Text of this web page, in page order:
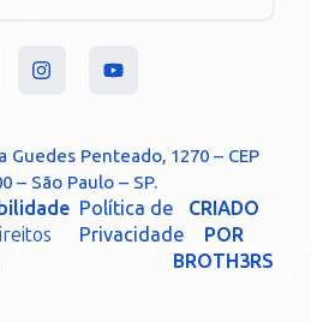
Guedes Penteado, 1270 – CEP
– São Paulo – SP.
Política de
Privacidade
CRIADO
POR
BROTH3RS